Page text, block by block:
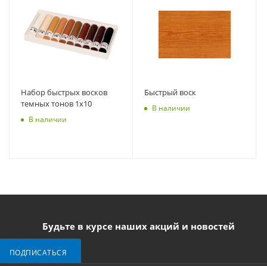
Набор быстрых восков
темных тонов 1х10
В наличии
Быстрый воск
В наличии
Будьте в курсе наших акций и новостей
ПОДПИСАТЬСЯ